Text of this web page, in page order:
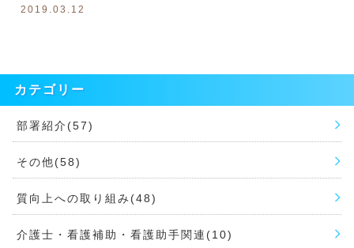
2019.03.12
カテゴリー
部署紹介(57)
その他(58)
質向上への取り組み(48)
介護士・看護補助・看護助手関連(10)